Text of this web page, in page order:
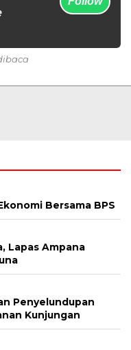
Bersama BPS
Lapas Ampana
Penyelundupan
Kunjungan